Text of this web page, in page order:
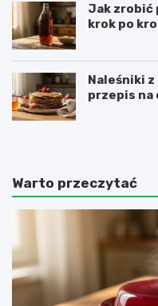
Jak zrobić
krok po
Naleśniki
przepis na
Warto przeczytać